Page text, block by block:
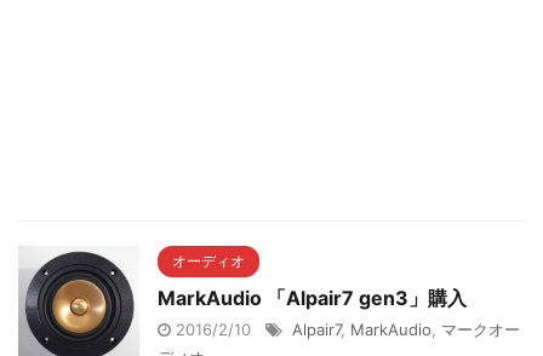
オーディオ
MarkAudio 「Alpair7 gen3」購入
2016/2/10 Alpair7, MarkAudio
マークオー